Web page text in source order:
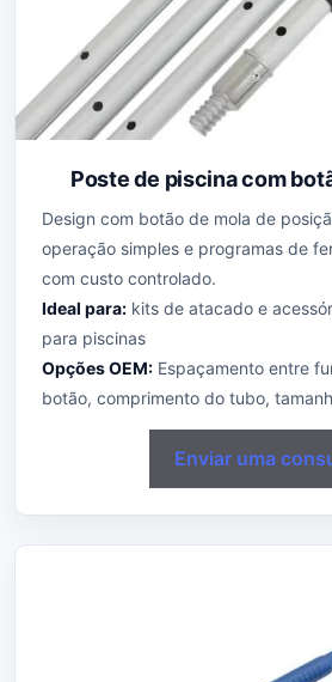
Poste de piscina com
Design com botão de mola de
operação simples e programas de
com custo controlado.
Ideal para: kits de atacado e
para piscinas
Opções OEM: Espaçamento entre
botão, comprimento do tubo,
Enviar uma